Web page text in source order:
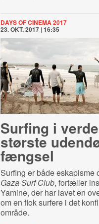
DAYS OF CINEMA 2017
23. OKT. 2017 | 16:35
Surfing i
største
fængsel
Surfing er både eskapisme
Gaza Surf Club, fortæller
Yamine, der har lavet en
om en flok surfere i det
område.